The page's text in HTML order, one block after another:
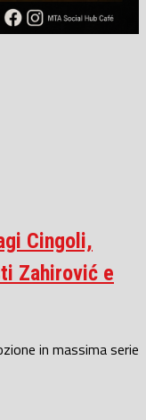
Cingoli,
Zahirović e
in massima serie